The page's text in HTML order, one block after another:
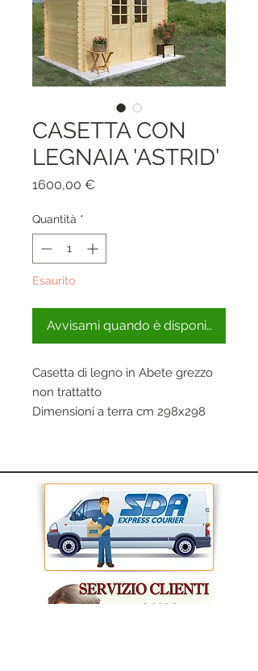
CASETTA CON
LEGNAIA 'ASTRID'
1600,00 €
Quantità *
Esaurito
Avvisami quando è disponibile
Casetta di legno in Abete grezzo
non trattatto
Dimensioni a terra cm 298x298
7,53
Altezza Massima: 226 cm